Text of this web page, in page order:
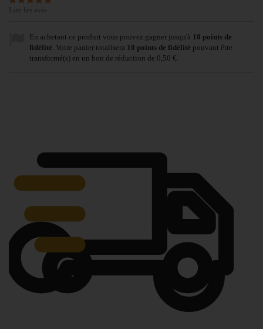
Lire les avis
En achetant ce produit vous pouvez gagner jusqu'à 10 points de
fidélité . Votre panier totalisera 10 points de fidélité pouvant être
transformé(s) en un bon de réduction de 0,50 €